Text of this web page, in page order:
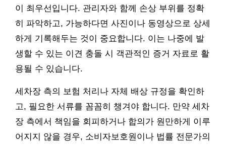
이 최우선입니다. 관리자와 함께 손상 부위를 정확
히 파악하고, 가능하다면 사진이나 동영상으로 상세
하게 기록해두는 것이 중요합니다. 이는 나중에 발
생할 수 있는 이견 충돌 시 객관적인 증거 자료로 활
용될 수 있습니다.
세차장 측의 보험 처리나 자체 배상 규정을 확인하
고, 필요한 서류를 꼼꼼히 챙겨야 합니다. 만약 세차
장 측에서 책임을 회피하거나 합의가 원만하게 이루
어지지 않을 경우, 소비자보호원이나 법률 전문가의